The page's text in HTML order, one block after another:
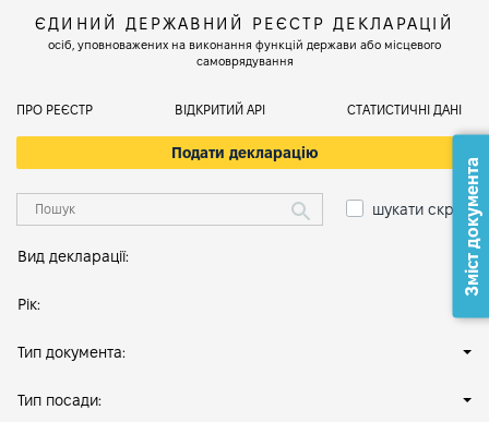
ЄДИНИЙ ДЕРЖАВНИЙ РЕЄСТР ДЕКЛАРАЦІЙ
осіб, уповноважених на виконання функцій держави або місцевого
самоврядування
ПРО РЕЄСТР ВІДКРИТИЙ АРІ СТАТИСТИЧНІ ДАНІ
Подати декларацію
шукати скрізь
Вид декларації:
Рік:
Тип документа:
Тип посади:
Зміст документа